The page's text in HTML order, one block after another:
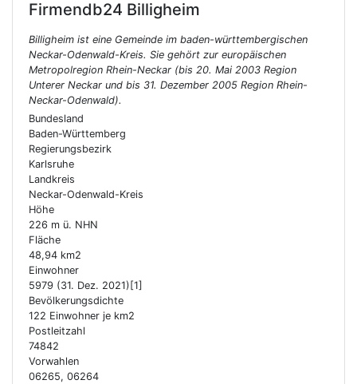
Firmendb24 Billigheim
Billigheim ist eine Gemeinde im baden-württembergischen
Neckar-Odenwald-Kreis. Sie gehört zur europäischen
Metropolregion Rhein-Neckar (bis 20. Mai 2003 Region
Unterer Neckar und bis 31. Dezember 2005 Region Rhein-
Neckar-Odenwald).
Bundesland
Baden-Württemberg
Regierungsbezirk
Karlsruhe
Landkreis
Neckar-Odenwald-Kreis
Höhe
226 m ü. NHN
Fläche
48,94 km2
Einwohner
5979 (31. Dez. 2021)[1]
Bevölkerungsdichte
122 Einwohner je km2
Postleitzahl
74842
Vorwahlen
06265, 06264